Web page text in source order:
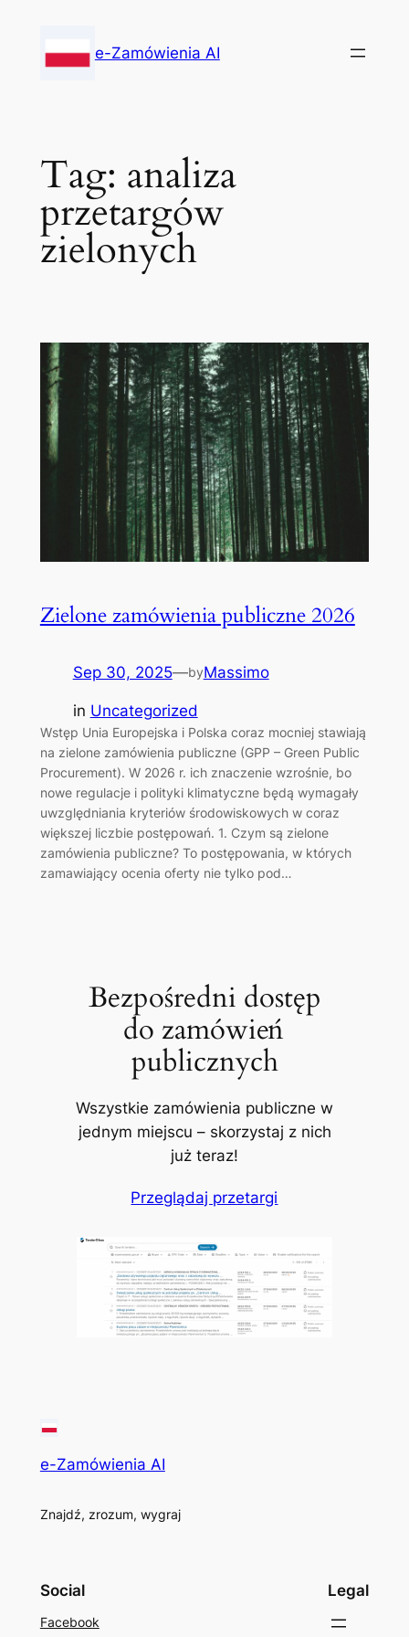
content
e-Zamówienia AI
Tag: analiza
przetargów
zielonych
Zielone zamówienia publiczne 2026
Sep 30, 2025—byMassimo
in Uncategorized
Wstęp Unia Europejska i Polska coraz mocniej stawiają
na zielone zamówienia publiczne (GPP – Green Public
Procurement). W 2026 r. ich znaczenie wzrośnie, bo
nowe regulacje i polityki klimatyczne będą wymagały
uwzględniania kryteriów środowiskowych w coraz
większej liczbie postępowań. 1. Czym są zielone
zamówienia publiczne? To postępowania, w których
zamawiający ocenia oferty nie tylko pod…
Bezpośredni dostęp
do zamówień
publicznych
Wszystkie zamówienia publiczne w
jednym miejscu – skorzystaj z nich
już teraz!
Przeglądaj przetargi
e-Zamówienia AI
Znajdź, zrozum, wygraj
Social
Facebook
Legal